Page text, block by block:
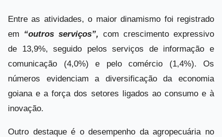
Entre as atividades, o maior dinamismo foi registrado
em “outros serviços”, com crescimento expressivo
de 13,9%, seguido pelos serviços de informação e
comunicação (4,0%) e pelo comércio (1,4%). Os
números evidenciam a diversificação da economia
goiana e a força dos setores ligados ao consumo e à
inovação.
Outro destaque é o desempenho da agropecuária no